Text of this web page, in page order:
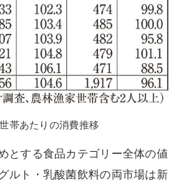
帯あたりの消費推移
とする食品カテゴリー全体の値
ルト・乳酸菌飲料の両市場は新